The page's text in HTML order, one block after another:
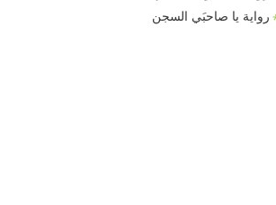
رواية يا صاحبَي السجن